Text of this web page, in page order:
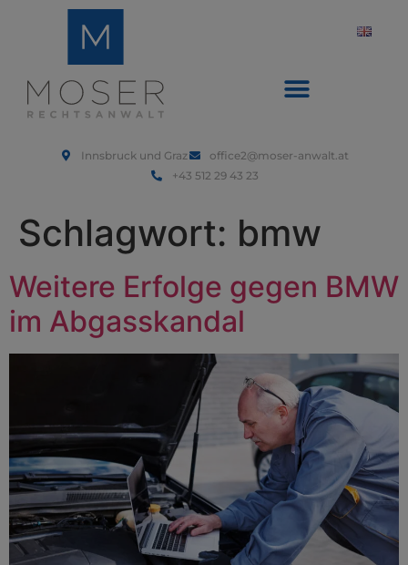
Innsbruck und Graz
office2@moser-anwalt.at
+43 512 29 43 23
Schlagwort: bmw
Weitere Erfolge gegen BMW
im Abgasskandal